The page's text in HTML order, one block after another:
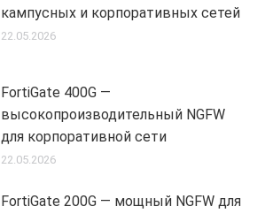
кампусных и корпоративных сетей
22.05.2026
FortiGate 400G —
высокопроизводительный NGFW
для корпоративной сети
22.05.2026
FortiGate 200G — мощный NGFW для